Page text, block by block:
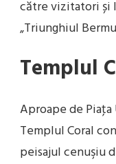
către vizitatori și
„Triunghiul
Templul
Aproape de
Templul Coral
peisajul cenuşiu